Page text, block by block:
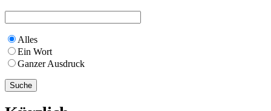
Alles
Ein Wort
Ganzer Ausdruck